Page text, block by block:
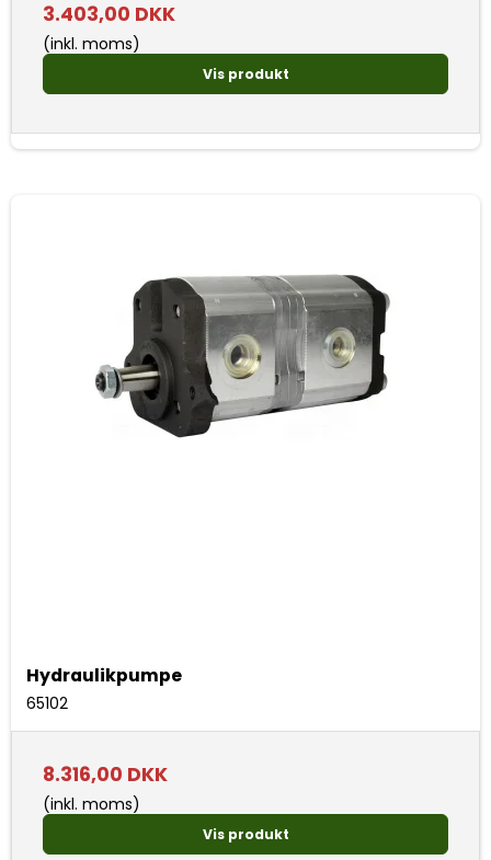
3.403,00 DKK
(inkl. moms)
Vis produkt
Hydraulikpumpe
65102
8.316,00 DKK
(inkl. moms)
Vis produkt